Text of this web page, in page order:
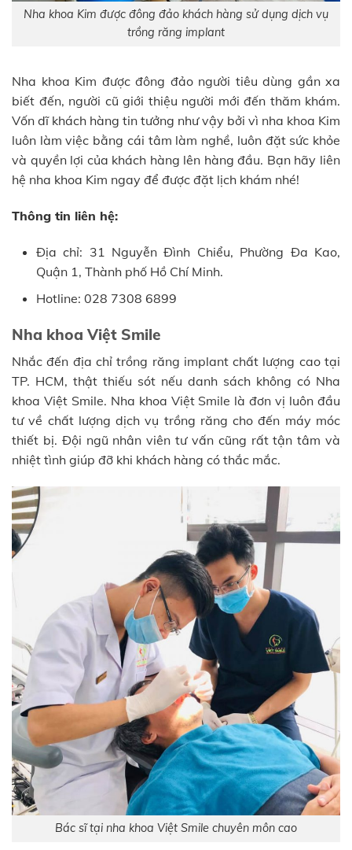
Nha khoa Kim được đông đảo khách hàng sử dụng dịch vụ
trồng răng implant
Nha khoa Kim được đông đảo người tiêu dùng gần xa
biết đến, người cũ giới thiệu người mới đến thăm khám.
Vốn dĩ khách hàng tin tưởng như vậy bởi vì nha khoa Kim
luôn làm việc bằng cái tâm làm nghề, luôn đặt sức khỏe
và quyền lợi của khách hàng lên hàng đầu. Bạn hãy liên
hệ nha khoa Kim ngay để được đặt lịch khám nhé!
Thông tin liên hệ:
Địa chỉ: 31 Nguyễn Đình Chiểu, Phường Đa Kao,
Quận 1, Thành phố Hồ Chí Minh.
Hotline: 028 7308 6899
Nha khoa Việt Smile
Nhắc đến địa chỉ trồng răng implant chất lượng cao tại
TP. HCM, thật thiếu sót nếu danh sách không có Nha
khoa Việt Smile. Nha khoa Việt Smile là đơn vị luôn đầu
tư về chất lượng dịch vụ trồng răng cho đến máy móc
thiết bị. Đội ngũ nhân viên tư vấn cũng rất tận tâm và
nhiệt tình giúp đỡ khi khách hàng có thắc mắc.
Bác sĩ tại nha khoa Việt Smile chuyên môn cao